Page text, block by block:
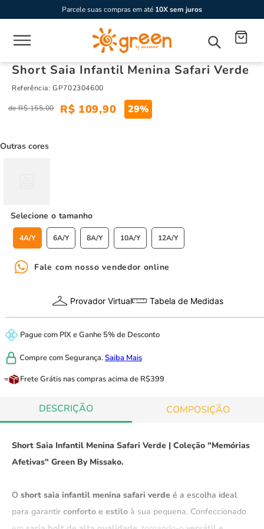
Parcele suas compras em até 10X sem juros
Short Saia Infantil Menina Safari Verde
Referência:GP702304600
R$ 155,00 R$ 109,90 29%
Outras cores
tamanho
4A/Y 6A/Y 8A/Y 10A/Y 12A/Y
Fale com nosso vendedor online
Provador Virtual Tabela de Medidas
Pague com PIX eGanhe 5% de Desconto
Compre comSegurança.Saiba Mais
Frete Grátis nas compras acima de R$399
DESCRIÇÃO COMPOSIÇÃO
Short Saia Infantil Menina Safari Verde | Coleção "Memórias
Afetivas" Green By Missako.
O short saia infantil menina safari verde é a escolha ideal
para garantir conforto e estilo à sua pequena. Confeccionado